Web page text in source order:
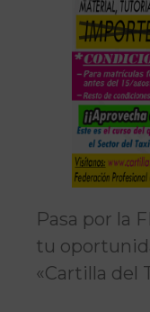
Pasa por la
tu
«Cartilla del